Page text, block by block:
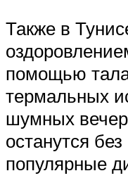
Также в
помощью
термальных
шумных
останутся
популярные